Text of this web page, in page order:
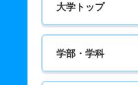
大学トップ
学部・学科